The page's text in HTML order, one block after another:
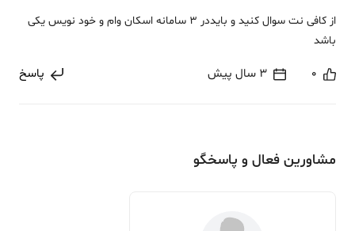
از کافی نت سوال کنید و بایددر 3 سامانه اسکان وام و خود نویس یکی
باشد
0 3 سال پیش پاسخ
مشاورین فعال و پاسخگو